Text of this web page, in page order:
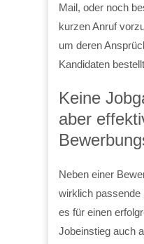
Mail, oder noch
kurzen Anruf
um deren
Kandidaten
Keine
aber
Neben einer
wirklich passende
es für einen
Jobeinstieg auch